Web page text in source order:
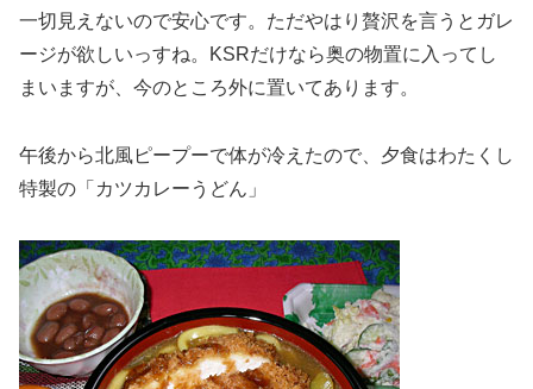
一切見えないので安心です。ただやはり贅沢を言うとガレ
ージが欲しいっすね。KSRだけなら奥の物置に入ってし
まいますが、今のところ外に置いてあります。
午後から北風ピープーで体が冷えたので、夕食はわたくし
特製の「カツカレーうどん」